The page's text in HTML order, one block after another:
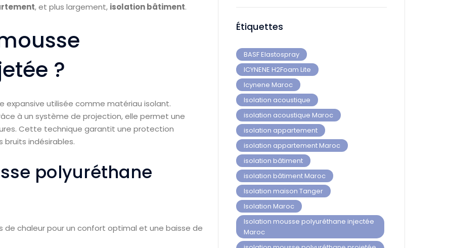
, et plus largement, isolation bâtiment.
?
expansive utilisée comme matériau isolant.
à un système de projection, elle permet une
Cette technique garantit une protection
indésirables.
polyuréthane
de chaleur pour un confort optimal et une baisse de
Étiquettes
BASF Elastospray
ICYNENE H2Foam Lite
Icynene Maroc
Isolation acoustique
isolation acoustique Maroc
isolation appartement
isolation appartement Maroc
isolation bâtiment
isolation bâtiment Maroc
Isolation maison Tanger
Isolation Maroc
Isolation mousse polyuréthane injectée
Maroc